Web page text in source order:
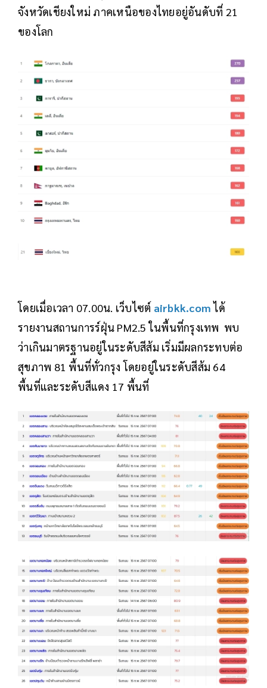
จังหวัดเชียงใหม่ ภาคเหนือของไทยอยู่อันดับที่ 21
ของโลก
โดยเมื่อเวลา 07.00น. เว็บไซต์ airbkk.com ได้
รายงานสถานการร์ฝุ่น PM2.5 ในพื้นที่กรุงเทพ พบ
ว่าเกินมาตรฐานอยู่ในระดับสีส้ม เริ่มมีผลกระทบต่อ
สุขภาพ 81 พื้นที่ทั่วกรุง โดยอยู่ในระดับสีส้ม 64
พื้นที่และระดับสีแดง 17 พื้นที่